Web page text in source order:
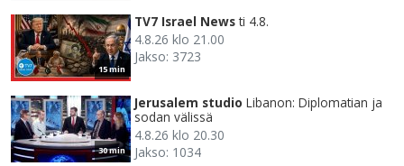
15 min
TV7 Israel News ti 4.8.
4.8.26 klo 21.00
Jakso: 3723
30 min
Jerusalem studio Libanon: Diplomatian ja
sodan välissä
4.8.26 klo 20.30
Jakso: 1034